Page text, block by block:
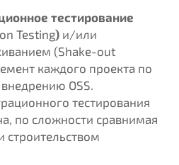
тестирование
Testing) и/или
(Shake-out
каждого проекта по
OSS.
тестирования
по сложности сравнимая
строительством